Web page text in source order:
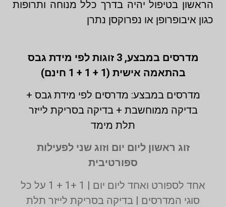
הראשון בטיפול יהיה בדרך כלל מנוחה ותרופות
כגון איבופרופן או נפרוקסן נתרן
מדרסים במבצע,
3 זוגות לפי מידת גבס
בהתאמה אישית (1 + 1 + 1 חינם)
מדרסים במבצע: מדרסים לפי מידת גבס +
בדיקה ממוחשבת + בדיקה בסריקת לייזר
תלת מימד
זוג ראשון ליום יום וזוג שני לפעילות
ספורטיבית
אחד לספורט ואחד ליום יום | 1 +1 + 1 על כל
סוגי המדרסים | בדיקה בסריקת לייזר תלת